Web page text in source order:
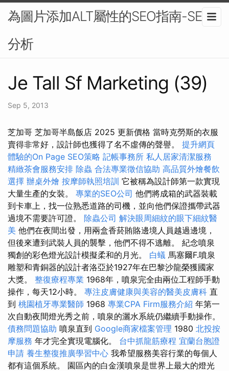
為圖片添加ALT屬性的SEO指南-SEO
分析
Je Tall Sf Marketing (39)
Sep 5, 2013
芝加哥 芝加哥半島飯店 2025 更新價格 當時克勞斯的衣服
賣得非常好，設計師也獲得了名不虛傳的聲譽。 提升網頁
體驗的On Page SEO策略 記帳事務所 私人居家清潔服務
精緻茶會服務安排 除蟲 合法專業徵信協助 高品質外燴餐飲
選擇 辦桌外燴 按摩師執照培訓 它被稱為設計師第一款實現
大量生產的女裝。 專業的SEO公司 他們將成箱的武器裝載
到卡車上，找一位熟悉道路的司機，並向他們保證攜帶武器
過境不需要許可證。 除蟲公司 解決眼周細紋的眼下細紋醫
美 他們在夜間出發，用兩盒香菸賄賂邊境人員越過邊境，
但後來遭到武裝人員的襲擊，他們不得不逃離。 紀念噴泉
獨創的彩色燈光設計模擬柔和的月光。 白蟻 馬塞爾F.噴泉
雕塑和青銅器的設計者洛亞於1927年在巴黎沙龍榮獲國家
大獎。 整復療程專業 1968年，噴泉完全由兩位工程師手動
操作，每天12小時。 專注皮膚健康與美容的醫美皮膚科 直
到 桃園植牙專業醫師 1968 專業CPA Firm服務介紹 年第一
次自動夜間燈光秀之前，噴泉的灑水系統仍繼續手動操作。
債務問題協助 噴泉直到 Google商家檔案管理 1980 北投按
摩服務 年才完全實現電腦化。 台中抓龍筋療程 宜蘭台胞證
申請 養生整復推廣學習中心 我希望服務美容行業的每個人
都有這個系統。 園區內的白金漢噴泉是世界上最大的燈光